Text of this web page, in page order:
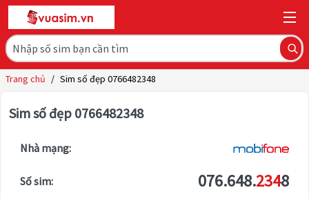
Trang chủ / Sim số đẹp 0766482348
Sim số đẹp 0766482348
Nhà mạng:
Số sim: 076.648.2348